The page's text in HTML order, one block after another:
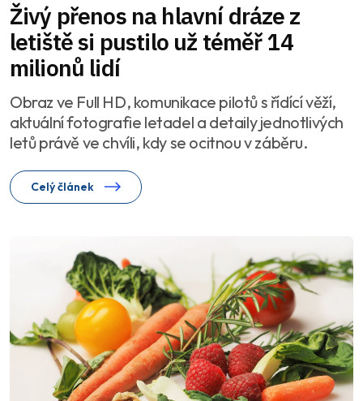
Živý přenos na hlavní dráze z
letiště si pustilo už téměř 14
milionů lidí
Obraz ve Full HD, komunikace pilotů s řídící věží,
aktuální fotografie letadel a detaily jednotlivých
letů právě ve chvíli, kdy se ocitnou v záběru.
Celý článek